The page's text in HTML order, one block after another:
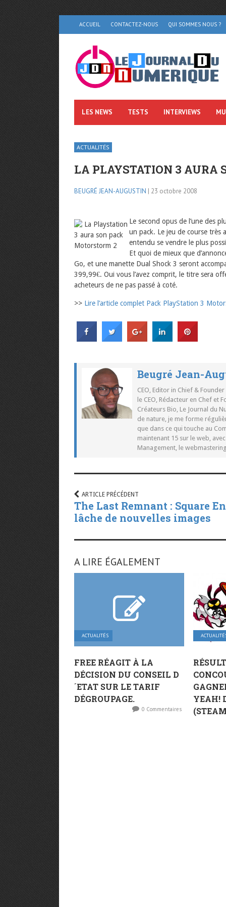
ACCUEIL CONTACTEZ-NOUS QUI SOMMES NOUS ?
LES NEWS TESTS INTERVIEWS
ACTUALITÉS
LA PLAYSTATION 3 AURA
BEUGRÉ JEAN-AUGUSTIN | 23 octobre 2008
Le second opus de l’une des
un pack. Le jeu de course très
entendu se vendre le plus
Et quoi de mieux que
Go, et une manette Dual Shock 3 seront
399,99€. Oui vous l’avez comprit, le titre sera
acheteurs de ne pas passé à coté.
>> Lire l’article complet Pack PlayStation 3
Beugré Jean-
CEO, Editor in Chief &
le CEO, Rédacteur en Chef et
Créateurs Bio, Le Journal du
de nature, je me forme
que dans ce qui touche au
maintenant 15 sur le web,
Management, le
ARTICLE PRÉCÉDENT
The Last Remnant : Square
lâche de nouvelles images
A LIRE ÉGALEMENT
ACTUALITÉS
FREE RÉAGIT À LA
DÉCISION DU CONSEIL D
´ETAT SUR LE TARIF
DÉGROUPAGE.
0 Commentaires
YEAH!